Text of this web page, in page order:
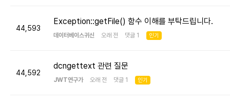
44,593
Exception::getFile() 함수 이해를 부탁드립니다.
데이터베이스귀신 오래 전 댓글 1 인기
44,592
dcngettext 관련 질문
JWT연구가 오래 전 댓글 1 인기